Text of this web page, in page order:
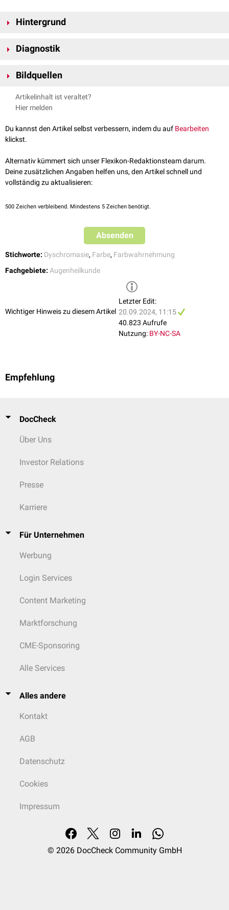
Hintergrund
(Farbfehlsichtigkeit), bei der das Absorptionssektrum der
Die Deuteranomalie ist mit Abstand die häufigste
Rot und Grün ist bei den betroffenen Patienten leicht herabgesetzt.
Diagnostik
Farbtafeln nach Ishihara
Bildquellen
Ishihara-Farbtafeln - Public Domian - gemeinfrei
Artikelinhalt ist veraltet?
Hier melden
Du kannst den Artikel selbst verbessern, indem du auf Bearbeiten
klickst.
Alternativ kümmert sich unser Flexikon-Redaktionsteam darum.
Deine zusätzlichen Angaben helfen uns, den Artikel schnell und
vollständig zu aktualisieren:
500 Zeichen verbleibend. Mindestens 5 Zeichen benötigt.
Absenden
Stichworte: Dyschromasie, Farbe, Farbwahrnehmung
Fachgebiete: Augenheilkunde
Wichtiger Hinweis zu diesem Artikel
Letzter Edit:
20.09.2024, 11:15
40.823 Aufrufe
Nutzung: BY-NC-SA
Empfehlung
DocCheck
Über Uns
Investor Relations
Presse
Karriere
Für Unternehmen
Werbung
Login Services
Content Marketing
Marktforschung
CME-Sponsoring
Alle Services
Alles andere
Kontakt
AGB
Datenschutz
Cookies
Impressum
© 2026 DocCheck Community GmbH